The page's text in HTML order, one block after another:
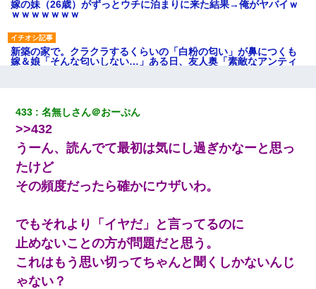
嫁の妹（26歳）がずっとウチに泊まりに来た結果→俺がヤバイｗ
ｗｗｗｗｗｗｗ
新築の家で。クラクラするくらいの「白粉の匂い」が鼻につくも
嫁＆娘「そんな匂いしない…」ある日、友人奥「素敵なアンティ
【衝撃】ヤンキー女に「サせて」って言った結果
【ワロタ】姉から「肉食系14才、乳丸出し、毛はうっすら生えか
け」というタイトルで画像が送られてきた
中途採用のAが部長から呼び出された。Aはヘラヘラと部屋に入っ
彼氏の家に泊まる事になり、ゲームで盛り上がってさぁ寝よう！
と電気を消すとミシッって音が…彼「ちょっと待ってて」→勢い
よくドアを開けるとなんと…
433 名無しさん＠おーぷん
>>432
うーん、読んでて最初は気にし過ぎかなーと思っ
たけど
その頻度だったら確かにウザいわ。
でもそれより「イヤだ」と言ってるのに
止めないことの方が問題だと思う。
これはもう思い切ってちゃんと聞くしかないんじ
ゃない？